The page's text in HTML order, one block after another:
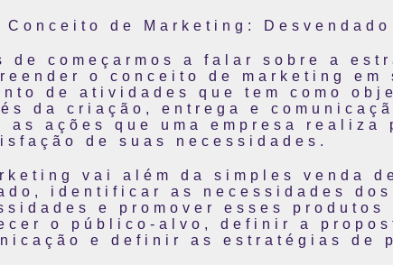
Conceito de Marketing: Desvendado
de começarmos a falar sobre a
o conceito de marketing
de atividades que tem como
da criação, entrega e
as ações que uma empresa
de suas necessidades.
vai além da simples venda
identificar as necessidades
e promover esses
o público-alvo, definir a
e definir as estratégias de